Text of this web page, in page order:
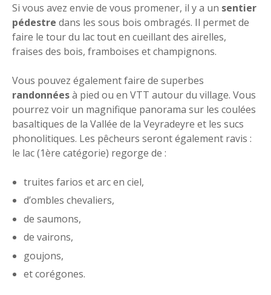
Si vous avez envie de vous promener, il y a un sentier
pédestre dans les sous bois ombragés. Il permet de
faire le tour du lac tout en cueillant des airelles,
fraises des bois, framboises et champignons.
Vous pouvez également faire de superbes
randonnéesà pied ou en VTT autour du village. Vous
pourrez voir un magnifique panorama sur les coulées
basaltiques de la Vallée de la Veyradeyre et les sucs
phonolitiques. Les pêcheurs seront également ravis :
le lac (1ère catégorie) regorge de :
truites farios et arc en ciel,
d’ombles chevaliers,
de saumons,
de vairons,
goujons,
et corégones.